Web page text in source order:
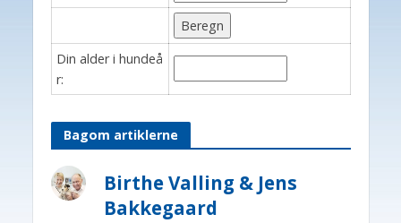
Din alder i hundeå
r:
Bagom artiklerne
Birthe Valling & Jens
Bakkegaard